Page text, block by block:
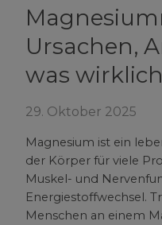
Ursachen,
was
29. Oktober 2025
Magnesium ist ein
der Körper für viele
Muskel- und
Energiestoffwechsel.
Menschen an einem